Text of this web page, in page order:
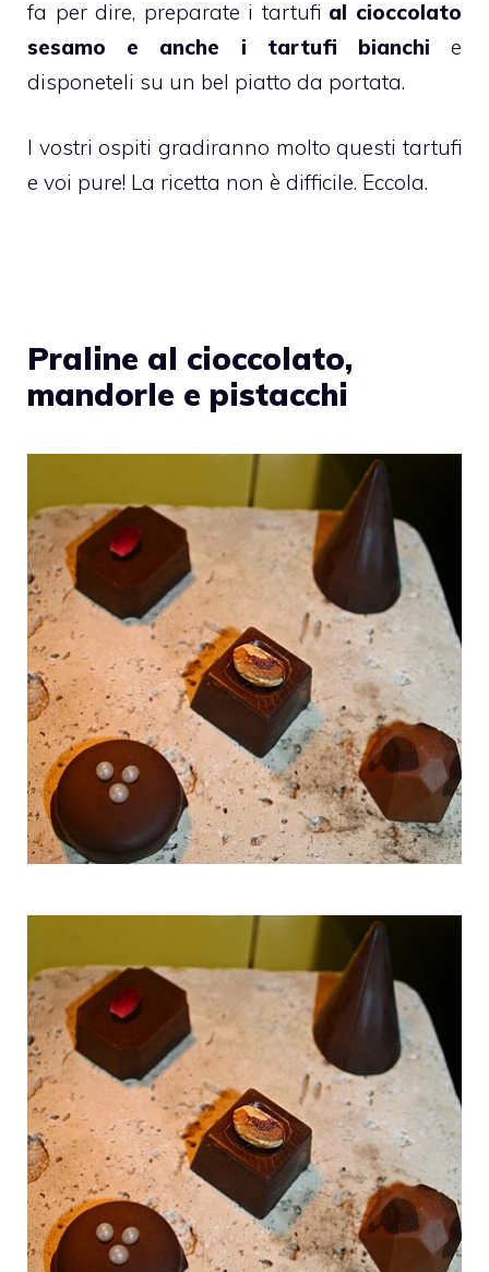
fa per dire, preparate i tartufi al cioccolato
sesamo e anche i tartufi bianchi e
disponeteli su un bel piatto da portata.
I vostri ospiti gradiranno molto questi tartufi
e voi pure! La ricetta non è difficile. Eccola.
Praline al cioccolato,
mandorle e pistacchi